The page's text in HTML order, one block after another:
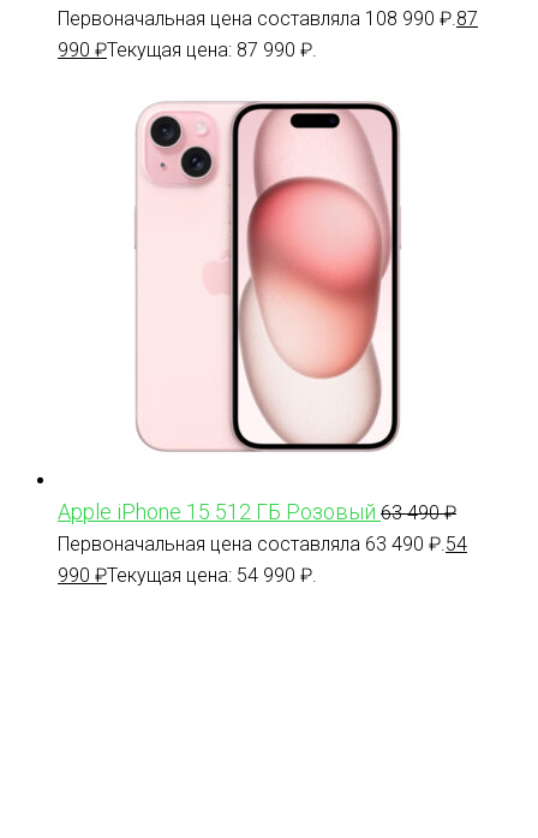
Первоначальная цена составляла 108 990 ₽. 87
990 ₽Текущая цена: 87 990 ₽.
Apple iPhone 15 512 ГБ Розовый 63 490₽
Первоначальная цена составляла 63 490 ₽. 54
990 ₽Текущая цена: 54 990 ₽.